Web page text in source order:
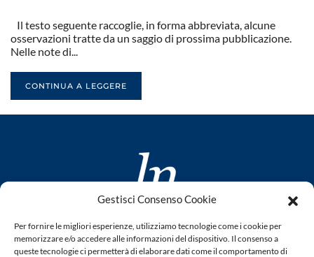
Gestisci Consenso Cookie
Per fornire le migliori esperienze, utilizziamo tecnologie come i cookie per
memorizzare e/o accedere alle informazioni del dispositivo. Il consenso a
queste tecnologie ci permetterà di elaborare dati come il comportamento di
Il testo seguente raccoglie, in forma abbreviata, alcune
osservazioni tratte da un saggio di prossima pubblicazione.
Nelle note di...
CONTINUA A LEGGERE
www.laletteraturaenoi.it
fondato da Romano Luperini